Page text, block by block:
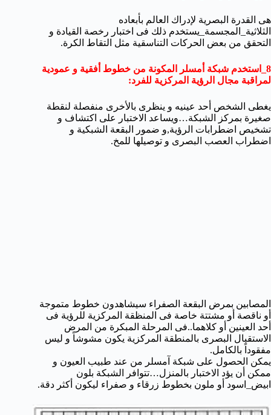
هى القدرة البصرية لإدراك العالم بأبعاده
الثلاثية_المجسمة_يستخدم ذلك فى اختبار رخصة القيادة و
التحقق من بعض الحركات التناسقية مثل التقاط الكرة.
8_استخدم شبكة أمسلر المكونة من خطوط أفقية و عمودية
لمراقبة مجال الرؤية المركزية للفرد:
يغطى الشخص أحد عينيه و ينظرى بالأخرى منفصلة لنقطة
صغيرة بمركز الشبكة…ويساعد الاختبار على اكتشاف و
تشخيص اضطرابات الرؤية,و ضمور البقعة الشبكية و
اضطراب العصب البصرى و توصيلها للمخ.
المصابين بمرض البقعة الصفراء سيشاهدون خطوط متموجة
أو ناقصة أو مشتتة خاصة فى المنظقة المركزية للرؤية فى
أحد العينين أو كلاهما..فى المرحلة المبكرة من المرض
الاستقبال البصرى بالمنطقة المركزية يكون مشوشاً و ليس
مفقوداً بالكامل.
يمكن الحصول على شبكة آمسلر من عند طبيب العيون و
ممكن أن يؤد الاختبار بالمنزل…تتوافر الشبكة بلون
ابيض_اسود أو ملون بخطوط زرقاء و صفراء ليكون أكثر دقة.